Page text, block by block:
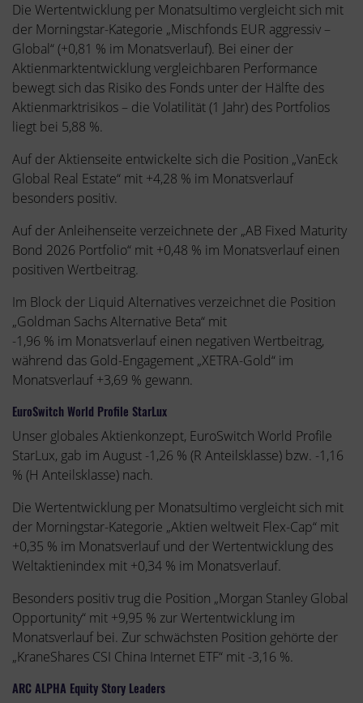
Die Wertentwicklung per Monatsultimo vergleicht sich mit
der Morningstar-Kategorie „Mischfonds EUR aggressiv –
Global“ (+0,81 % im Monatsverlauf). Bei einer der
Aktienmarktentwicklung vergleichbaren Performance
bewegt sich das Risiko des Fonds unter der Hälfte des
Aktienmarktrisikos – die Volatilität (1 Jahr) des Portfolios
liegt bei 5,88 %.
Auf der Aktienseite entwickelte sich die Position „VanEck
Global Real Estate“ mit +4,28 % im Monatsverlauf
besonders positiv.
Auf der Anleihenseite verzeichnete der „AB Fixed Maturity
Bond 2026 Portfolio“ mit +0,48 % im Monatsverlauf einen
positiven Wertbeitrag.
Im Block der Liquid Alternatives verzeichnet die Position
„Goldman Sachs Alternative Beta“ mit
-1,96 % im Monatsverlauf einen negativen Wertbeitrag,
während das Gold-Engagement „XETRA-Gold“ im
Monatsverlauf +3,69 % gewann.
EuroSwitch World Profile StarLux
Unser globales Aktienkonzept, EuroSwitch World Profile
StarLux, gab im August -1,26 % (R Anteilsklasse) bzw. -1,16
% (H Anteilsklasse) nach.
Die Wertentwicklung per Monatsultimo vergleicht sich mit
der Morningstar-Kategorie „Aktien weltweit Flex-Cap“ mit
+0,35 % im Monatsverlauf und der Wertentwicklung des
Weltaktienindex mit +0,34 % im Monatsverlauf.
Besonders positiv trug die Position „Morgan Stanley Global
Opportunity“ mit +9,95 % zur Wertentwicklung im
Monatsverlauf bei. Zur schwächsten Position gehörte der
„KraneShares CSI China Internet ETF“ mit -3,16 %.
ARC ALPHA Equity Story Leaders